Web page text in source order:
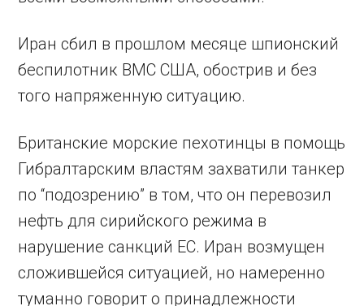
Иран сбил в прошлом месяце шпионский
беспилотник ВМС США, обострив и без
того напряженную ситуацию.
Британские морские пехотинцы в помощь
Гибралтарским властям захватили танкер
по “подозрению” в том, что он перевозил
нефть для сирийского режима в
нарушение санкций ЕС. Иран возмущен
сложившейся ситуацией, но намеренно
туманно говорит о принадлежности